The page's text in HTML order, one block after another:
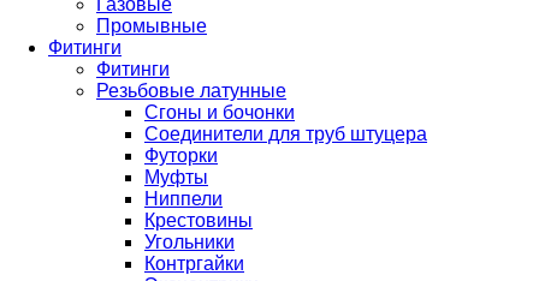
Газовые
Промывные
Фитинги
Фитинги
Резьбовые латунные
Сгоны и бочонки
Соединители для труб штуцера
Футорки
Муфты
Ниппели
Крестовины
Угольники
Контргайки